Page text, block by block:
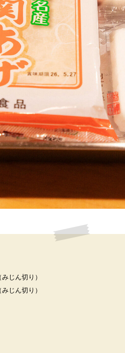
じん切り）
じん切り）